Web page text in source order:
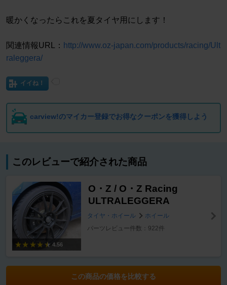
暖かくなったらこれを夏タイヤ用にします！
関連情報URL： http://www.oz-japan.com/products/racing/Ult
raleggera/
イイね！
carview!のマイカー登録でお得なクーポンを獲得しよう
このレビューで紹介された商品
4.56
O・Z / O・Z Racing
ULTRALEGGERA
タイヤ・ホイール
ホイール
パーツレビュー件数：922件
この商品の価格を比較する